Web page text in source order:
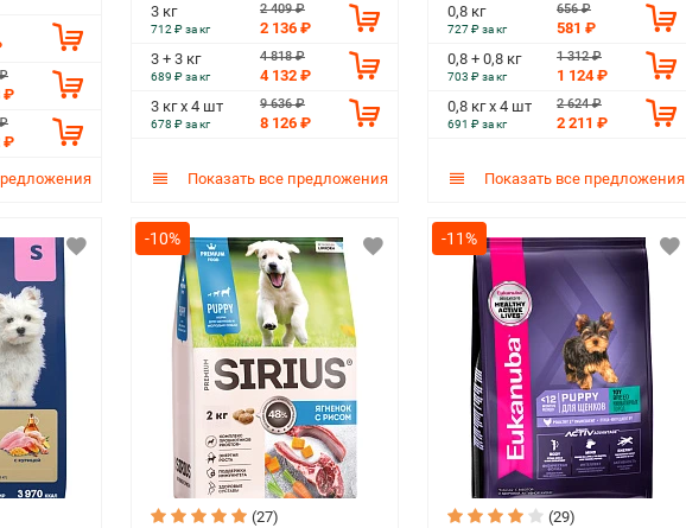
₽
₽
3 кг
712 ₽ за кг
2 409 ₽
2 136 ₽
3 + 3 кг
689 ₽ за кг
4 818 ₽
4 132 ₽
3 кг х 4 шт
678 ₽ за кг
9 636 ₽
8 126 ₽
Показать все предложения
0,8 кг
727 ₽ за кг
656 ₽
581 ₽
0,8 + 0,8 кг
703 ₽ за кг
1 312 ₽
1 124 ₽
0,8 кг х 4 шт
691 ₽ за кг
2 624 ₽
2 211 ₽
Показать все предложения
-10%
(27)
-11%
(29)